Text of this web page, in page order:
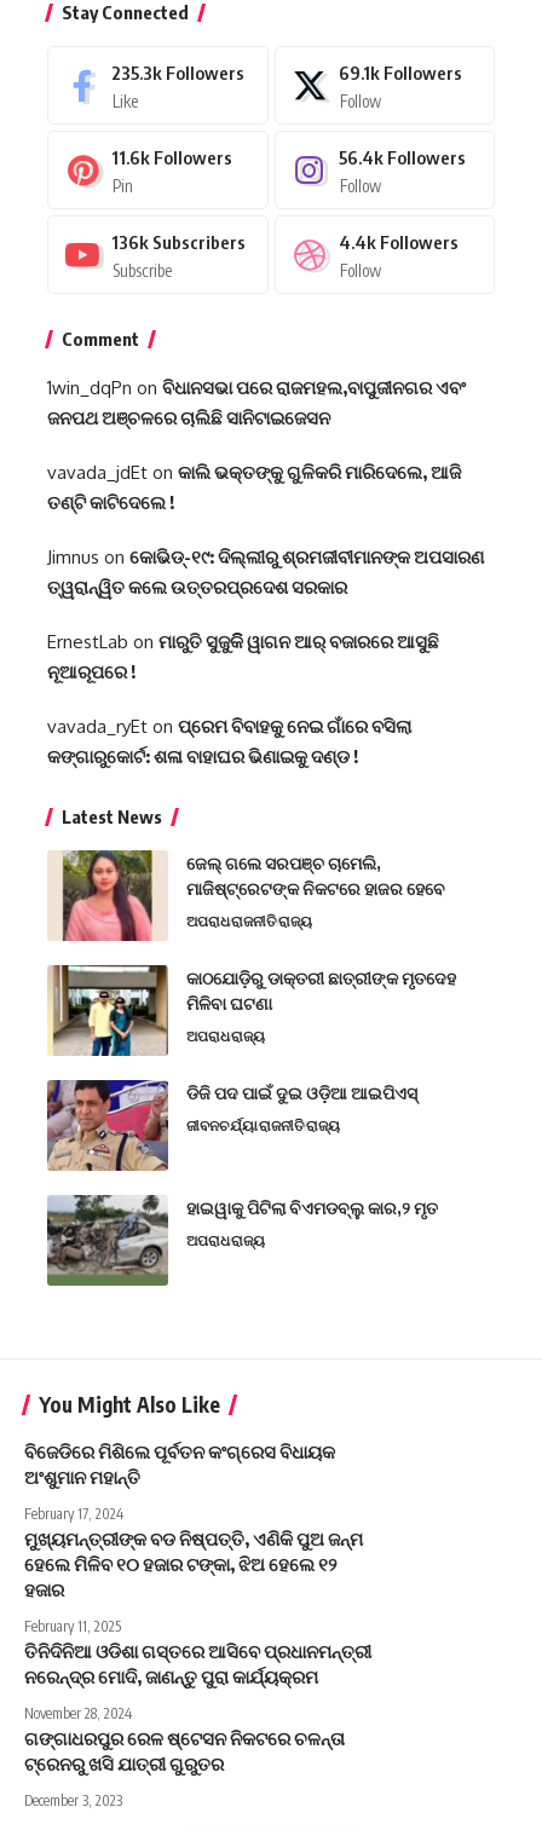
Stay Connected
235.3k Followers
Like
69.1k Followers
Follow
11.6k Followers
Pin
56.4k Followers
Follow
136k Subscribers
Subscribe
4.4k Followers
Follow
Comment
1win_dqPn on ବିଧାନସଭା ପରେ ରାଜମହଲ,ବାପୁଜୀନଗର ଏବଂ
ଜନପଥ ଅଞ୍ଚଳରେ ଚାଲିଛି ସାନିଟାଇଜେସନ
vavada_jdEt on କାଲି ଭକ୍ତଙ୍କୁ ଗୁଳିକରି ମାରିଦେଲେ, ଆଜି
ତଣ୍ଟି କାଟିଦେଲେ !
Jimnus on କୋଭିଡ୍-୧୯: ଦିଲ୍ଲୀରୁ ଶ୍ରମଜୀବୀମାନଙ୍କ ଅପସାରଣ
ତ୍ୱରାନ୍ୱିତ କଲେ ଉତ୍ତରପ୍ରଦେଶ ସରକାର
ErnestLab on ମାରୁତି ସୁଜୁକିି ୱାଗନ ଆର୍ ବଜାରରେ ଆସୁଛି
ନୂଆରୂପରେ !
vavada_ryEt on ପ୍ରେମ ବିବାହକୁ ନେଇ ଗାଁରେ ବସିଲା
କଙ୍ଗାରୁକୋର୍ଟ: ଶଳା ବାହାଘର ଭିଣାଇକୁ ଦଣ୍ଡ !
Latest News
ଜେଲ୍ ଗଲେ ସରପଞ୍ଚ ଚାମେଲି,
ମାଜିଷ୍ଟ୍ରେଟଙ୍କ ନିକଟରେ ହାଜର ହେବେ
ଅପରାଧରାଜନୀତିରାଜ୍ୟ
କାଠଯୋଡ଼ିରୁ ଡାକ୍ତରୀ ଛାତ୍ରୀଙ୍କ ମୃତଦେହ
ମିଳିବା ଘଟଣା
ଅପରାଧରାଜ୍ୟ
ଡିଜି ପଦ ପାଇଁ ଦୁଇ ଓଡ଼ିଆ ଆଇପିଏସ୍
ଜୀବନଚର୍ଯ୍ୟାରାଜନୀତିରାଜ୍ୟ
ହାଇୱାକୁ ପିଟିଲା ବିଏମଡବ୍ଲୁ କାର,୨ ମୃତ
ଅପରାଧରାଜ୍ୟ
You Might Also Like
ବିଜେଡିରେ ମିଶିଲେ ପୂର୍ବତନ କଂଗ୍ରେସ ବିଧାୟକ
ଅଂଶୁମାନ ମହାନ୍ତି
February 17, 2024
ମୁଖ୍ୟମନ୍ତ୍ରୀଙ୍କ ବଡ ନିଷ୍ପତ୍ତି, ଏଣିକି ପୁଅ ଜନ୍ମ
ହେଲେ ମିଳିବ ୧୦ ହଜାର ଟଙ୍କା, ଝିଅ ହେଲେ ୧୨
ହଜାର
February 11, 2025
ତିନିଦିନିଆ ଓଡିଶା ଗସ୍ତରେ ଆସିବେ ପ୍ରଧାନମନ୍ତ୍ରୀ
ନରେନ୍ଦ୍ର ମୋଦି, ଜାଣନ୍ତୁ ପୁରା କାର୍ଯ୍ୟକ୍ରମ
November 28, 2024
ଗଙ୍ଗାଧରପୁର ରେଳ ଷ୍ଟେସନ ନିକଟରେ ଚଳନ୍ତା
ଟ୍ରେନରୁ ଖସି ଯାତ୍ରୀ ଗୁରୁତର
December 3, 2023